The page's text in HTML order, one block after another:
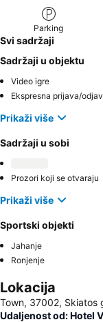
Parking
Svi sadržaji
Sadržaji u objektu
Video igre
Ekspresna prijava/
Prikaži više
Sadržaji u sobi
Prozori koji se otvaraju
Prikaži više
Sportski objekti
Jahanje
Ronjenje
Lokacija
Town, 37002, Skiatos
Udaljenost od: Hotel